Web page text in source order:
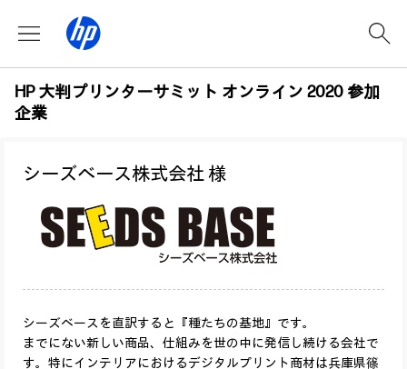
HP 大判プリンターサミット オンライン 2020 参加
企業
シーズベース株式会社 様
シーズベースを直訳すると『種たちの基地』です。
までにない新しい商品、仕組みを世の中に発信し続ける会社で
す。特にインテリアにおけるデジタルプリント商材は兵庫県篠